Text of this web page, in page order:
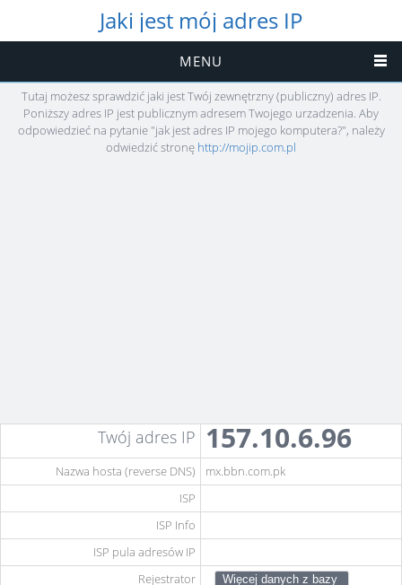
Jaki jest mój adres IP
MENU
Tutaj możesz sprawdzić jaki jest Twój zewnętrzny (publiczny) adres IP.
Poniższy adres IP jest publicznym adresem Twojego urzadzenia. Aby
odpowiedzieć na pytanie "jak jest adres IP mojego komputera?", należy
odwiedzić stronę http://mojip.com.pl
Twój adres IP 157.10.6.96
Nazwa hosta (reverse DNS)
mx.bbn.com.pk
ISP
ISP Info
ISP pula adresów IP
Rejestrator